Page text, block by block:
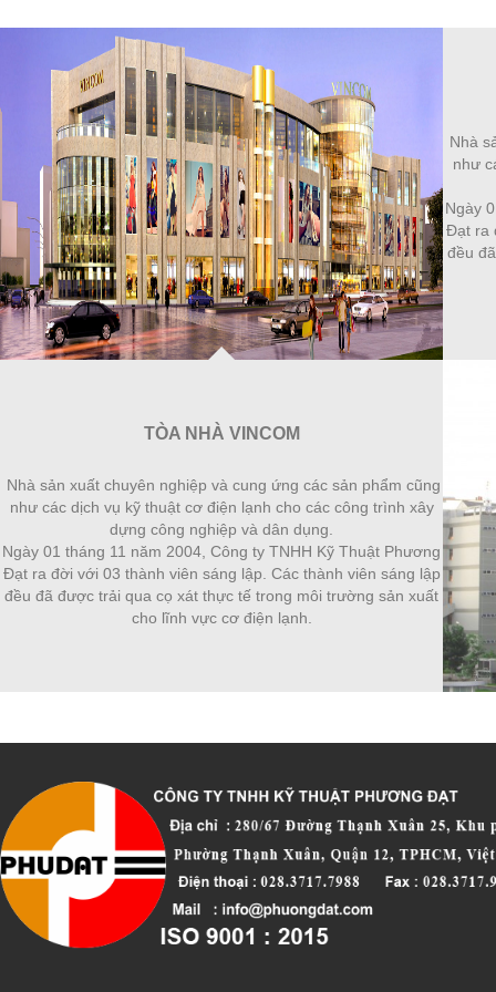
TÒA NHÀ VINCOM
Nhà sản xuất chuyên nghiệp và cung ứng các sản phẩm cũng
như các dịch vụ kỹ thuật cơ điện lạnh cho các công trình xây
dựng công nghiệp và dân dụng.
Ngày 01 tháng 11 năm 2004, Công ty TNHH Kỹ Thuật Phương
Đạt ra đời với 03 thành viên sáng lập. Các thành viên sáng lập
đều đã được trải qua cọ xát thực tế trong môi trường sản xuất
cho lĩnh vực cơ điện lạnh.
Nhà
như
Ngày
Đạt ra
đều